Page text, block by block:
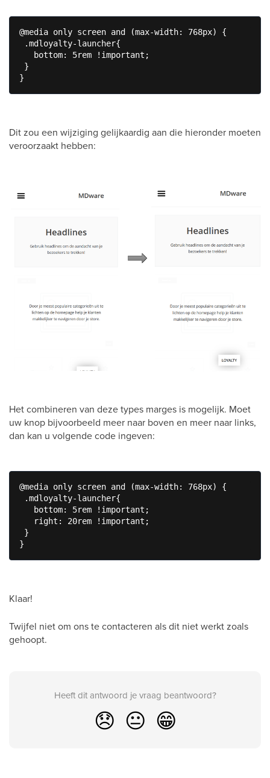
@media only screen and (max-width: 768px) {
.mdloyalty-launcher{
   bottom: 5rem !important;
}
}
Dit zou een wijziging gelijkaardig aan die hieronder moeten
veroorzaakt hebben:
Het combineren van deze types marges is mogelijk. Moet
uw knop bijvoorbeeld meer naar boven en meer naar links,
dan kan u volgende code ingeven:
@media only screen and (max-width: 768px) {
.mdloyalty-launcher{
   bottom: 5rem !important;
   right: 20rem !important;
}
}
Klaar!
Twijfel niet om ons te contacteren als dit niet werkt zoals
gehoopt.
Heeft dit antwoord je vraag beantwoord?
😞 😐 😁